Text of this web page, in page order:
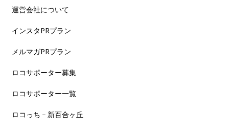
運営会社について
インスタPRプラン
メルマガPRプラン
ロコサポーター募集
ロコサポーター一覧
ロコっち – 新百合ヶ丘